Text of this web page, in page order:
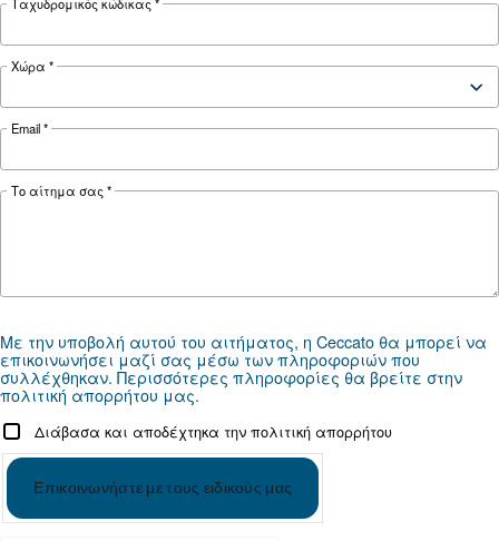
υδρατμών αεροσυμπιεστών: αιτίες, κίνδυνοι,
αποστραγγίσεις και επεξεργασία για την
διάβρωσης, χρόνου εκτός λειτουργίας και
Ψάχνετε το σωστό προϊόν για
εφαρμογή σας;